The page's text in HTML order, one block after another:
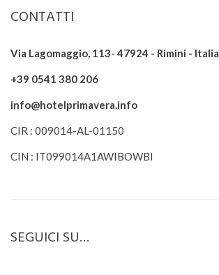
CONTATTI
Via Lagomaggio, 113- 47924 - Rimini - Italia
+39 0541 380 206
info@hotelprimavera.info
CIR : 009014-AL-01150
CIN : IT099014A1AWIBOWBI
SEGUICI SU…